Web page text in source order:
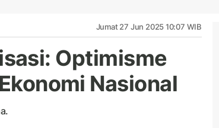
Jumat 27 Jun 2025 10:07 WIB
Optimisme
Nasional